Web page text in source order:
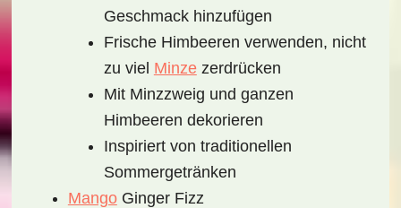
Geschmack hinzufügen
Frische Himbeeren verwenden, nicht
zu viel Minzezerdrücken
Mit Minzzweig und ganzen
Himbeeren dekorieren
Inspiriert von traditionellen
Sommergetränken
MangoGinger Fizz